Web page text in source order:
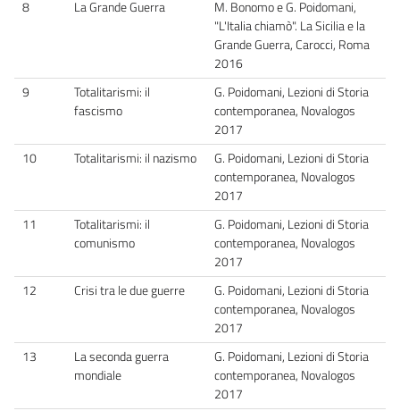
8 La Grande Guerra
M. Bonomo e G. Poidomani,
"L'Italia chiamò". La Sicilia e la
Grande Guerra, Carocci, Roma
2016
9
Totalitarismi: il
fascismo
G. Poidomani, Lezioni di Storia
contemporanea, Novalogos
2017
10
Totalitarismi: il nazismo
G. Poidomani, Lezioni di Storia
contemporanea, Novalogos
2017
11
Totalitarismi: il
comunismo
G. Poidomani, Lezioni di Storia
contemporanea, Novalogos
2017
12
Crisi tra le due guerre
G. Poidomani, Lezioni di Storia
contemporanea, Novalogos
2017
13
La seconda guerra
mondiale
G. Poidomani, Lezioni di Storia
contemporanea, Novalogos
2017